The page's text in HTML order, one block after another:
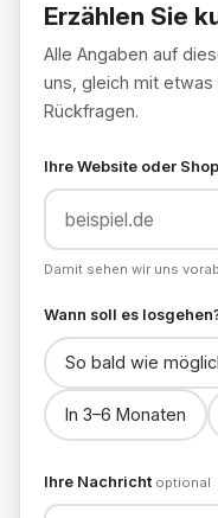
Schritt 1 von 2: Projekt
Erzählen Sie
Alle Angaben auf
uns, gleich mit
Rückfragen.
Ihre Website oder
Damit sehen wir uns
Wann soll es
So bald wie
In 3–6 Monaten
Ihre Nachricht optional